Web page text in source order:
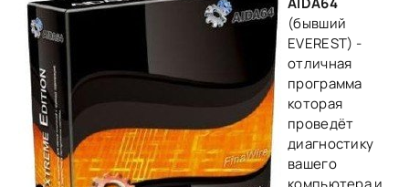
(бывший
EVEREST) -
отличная
программа
которая
проведёт
диагностику
вашего